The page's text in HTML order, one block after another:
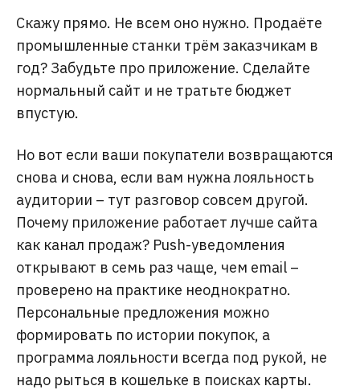
Скажу прямо. Не всем оно нужно. Продаёте
промышленные станки трём заказчикам в
год? Забудьте про приложение. Сделайте
нормальный сайт и не тратьте бюджет
впустую.
Но вот если ваши покупатели возвращаются
снова и снова, если вам нужна лояльность
аудитории – тут разговор совсем другой.
Почему приложение работает лучше сайта
как канал продаж? Push-уведомления
открывают в семь раз чаще, чем email –
проверено на практике неоднократно.
Персональные предложения можно
формировать по истории покупок, а
программа лояльности всегда под рукой, не
надо рыться в кошельке в поисках карты.